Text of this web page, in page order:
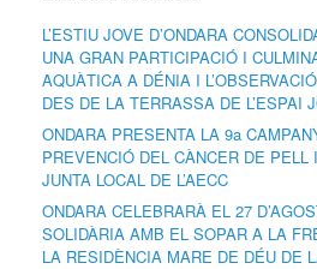
L’ESTIU JOVE D’ONDARA
UNA GRAN PARTICIPACIÓ I
AQUÀTICA A DÉNIA I
DES DE LA TERRASSA DE L’ESPAI
ONDARA PRESENTA LA 9a
PREVENCIÓ DEL CÀNCER DE PELL
JUNTA LOCAL DE L’AECC
ONDARA CELEBRARÀ EL 27
SOLIDÀRIA AMB EL SOPAR A LA
LA RESIDÈNCIA MARE DE DÉU DE